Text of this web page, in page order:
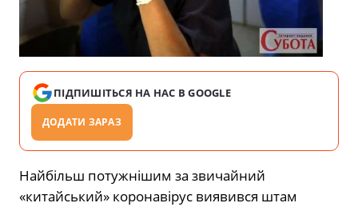
ПІДПИШІТЬСЯ НА НАС В GOOGLE
ДОДАТИ ЗАРАЗ
Найбільш потужнішим за звичайний
«китайський» коронавірус виявився штам